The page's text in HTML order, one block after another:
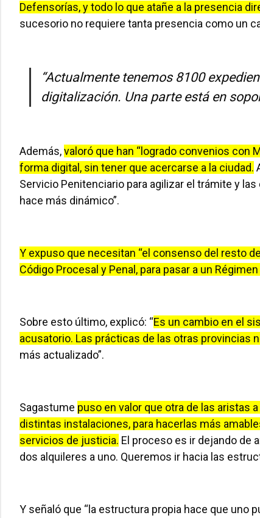
Defensorías, y todo lo que atañe a la presencia
sucesorio no requiere tanta presencia como un
“Actualmente tenemos 8100
digitalización. Una parte está en
Además,valoró que han “logrado convenios con
forma digital, sin tener que acercarse a la ciudad.
Servicio Penitenciario para agilizar el trámite y
hace más dinámico”.
Y expuso que necesitan “el consenso del resto
Código Procesal y Penal, para pasar a un
Sobre esto último, explicó: “Es un cambio en el
acusatorio. Las prácticas de las otras provincias
más actualizado”.
Sagastume puso en valor que otra de las aristas
distintas instalaciones, para hacerlas más
servicios de justicia. El proceso es ir dejando de
dos alquileres a uno. Queremos ir hacia las
Y señaló que “la estructura propia hace que uno